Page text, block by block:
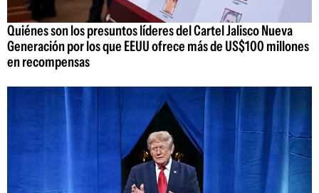
Quiénes son los presuntos líderes del Cartel Jalisco Nueva
Generación por los que EEUU ofrece más de US$100 millones
en recompensas